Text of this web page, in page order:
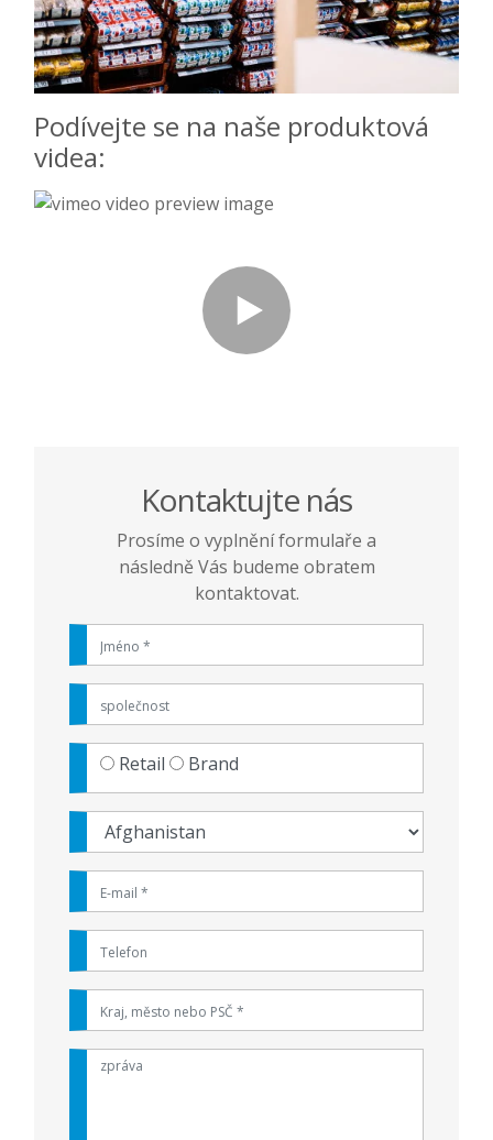
Podívejte se na naše produktová
videa:
Kontaktujte nás
Prosíme o vyplnění formulaře a
následně Vás budeme obratem
kontaktovat.
Retail Brand